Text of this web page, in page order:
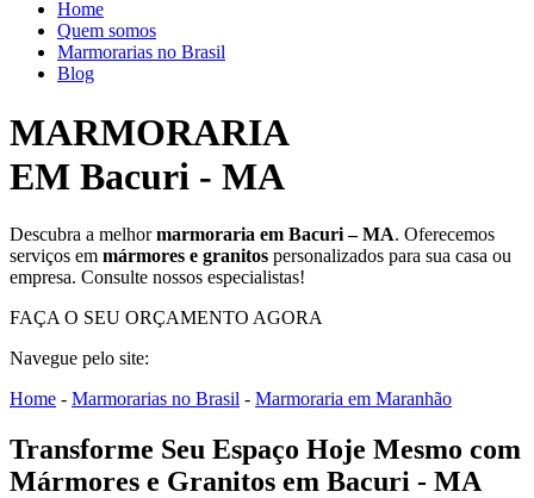
Home
Quem somos
Marmorarias no Brasil
Blog
MARMORARIA
EM Bacuri - MA
Descubra a melhormarmoraria em Bacuri – MA. Oferecemos
serviços em mármores e granitos personalizados para sua casa ou
empresa. Consulte nossos especialistas!
FAÇA O SEU ORÇAMENTO AGORA
Navegue pelo site:
Home - Marmorarias no Brasil - Marmoraria em Maranhão
Transforme Seu Espaço Hoje Mesmo com
Mármores e Granitos em Bacuri - MA